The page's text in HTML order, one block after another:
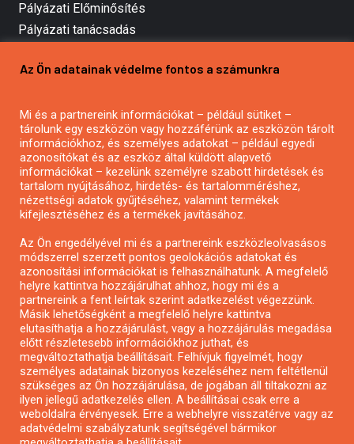
Pályázati Előminősítés
Pályázati tanácsadás
Mezőgazdasági pályázatírás
Pályázatírás civil szervezeteknek
Pályázatírás önkormányzatoknak
Pályázatfigyelés
Specifikus pályázatfigyelés vagy hírlevél
Pályázatok magánszemélyeknek
Pályázatok civil szervezeteknek
Pályázatok vállalkozásoknak
Önkormányzati pályázatok
Mezőgazdasági pályázatok
Falusi turizmus pályázatok
Napelem pályázatok
GINOP pályázatok
Az Ön adatainak védelme fontos a számunkra
Mi és a partnereink információkat – például sütiket –
tárolunk egy eszközön vagy hozzáférünk az eszközön tárolt
információkhoz, és személyes adatokat – például egyedi
azonosítókat és az eszköz által küldött alapvető
információkat – kezelünk személyre szabott hirdetések és
tartalom nyújtásához, hirdetés- és tartalomméréshez,
nézettségi adatok gyűjtéséhez, valamint termékek
kifejlesztéséhez és a termékek javításához.
Az Ön engedélyével mi és a partnereink eszközleolvasásos
módszerrel szerzett pontos geolokációs adatokat és
azonosítási információkat is felhasználhatunk. A megfelelő
helyre kattintva hozzájárulhat ahhoz, hogy mi és a
partnereink a fent leírtak szerint adatkezelést végezzünk.
Másik lehetőségként a megfelelő helyre kattintva
elutasíthatja a hozzájárulást, vagy a hozzájárulás megadása
előtt részletesebb információkhoz juthat, és
megváltoztathatja beállításait. Felhívjuk figyelmét, hogy
személyes adatainak bizonyos kezeléséhez nem feltétlenül
szükséges az Ön hozzájárulása, de jogában áll tiltakozni az
ilyen jellegű adatkezelés ellen. A beállításai csak erre a
weboldalra érvényesek. Erre a webhelyre visszatérve vagy az
adatvédelmi szabályzatunk segítségével bármikor